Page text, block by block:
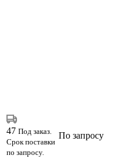
47 Под заказ.
Срок поставки
по запросу.
По запросу